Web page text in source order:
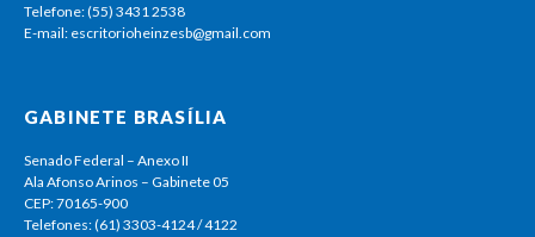
Telefone: (55) 3431 2538
E-mail: escritorioheinzesb@gmail.com
GABINETE BRASÍLIA
Senado Federal – Anexo II
Ala Afonso Arinos – Gabinete 05
CEP: 70165-900
Telefones: (61) 3303-4124 / 4122